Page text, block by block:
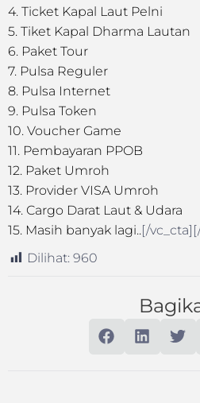
4. Ticket Kapal Laut Pelni
5. Tiket Kapal Dharma Lautan
6. Paket Tour
7. Pulsa Reguler
8. Pulsa Internet
9. Pulsa Token
10. Voucher Game
11. Pembayaran PPOB
12. Paket Umroh
13. Provider VISA Umroh
14. Cargo Darat Laut & Udara
15. Masih banyak lagi..[/
Dilihat: 960